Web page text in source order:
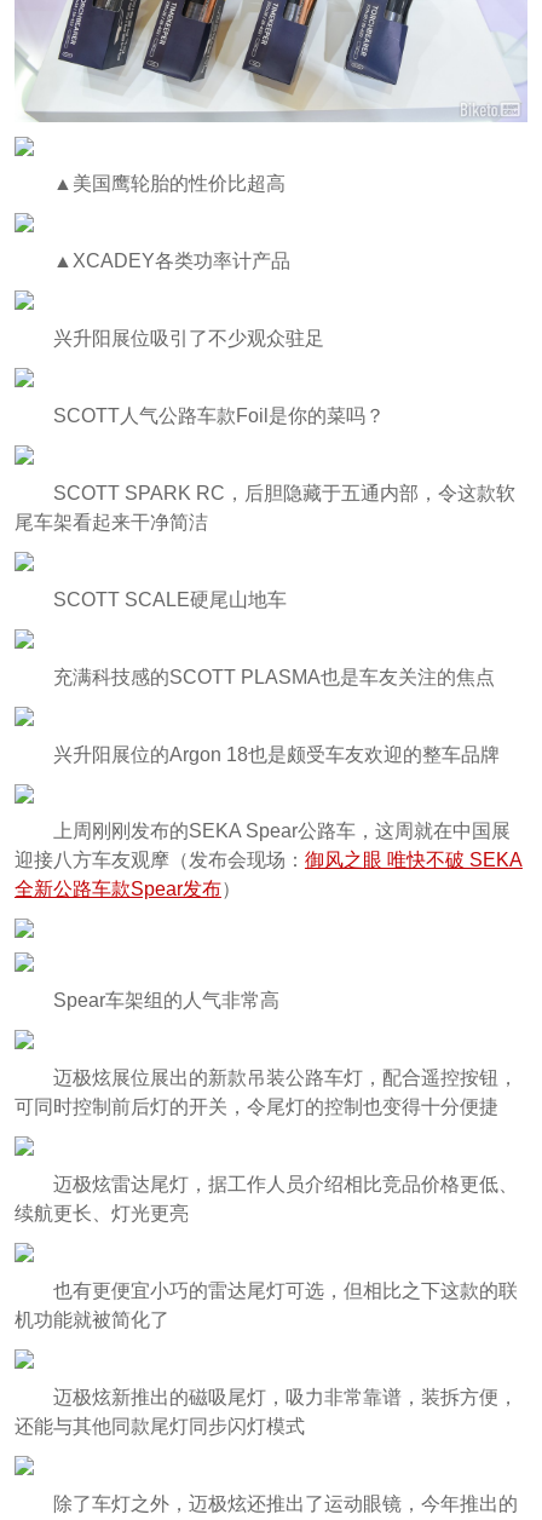
▲美国鹰轮胎的性价比超高
▲XCADEY各类功率计产品
兴升阳展位吸引了不少观众驻足
SCOTT人气公路车款Foil是你的菜吗？
SCOTT SPARK RC，后胆隐藏于五通内部，令这款软
尾车架看起来干净简洁
SCOTT SCALE硬尾山地车
充满科技感的SCOTT PLASMA也是车友关注的焦点
兴升阳展位的Argon 18也是颇受车友欢迎的整车品牌
上周刚刚发布的SEKA Spear公路车，这周就在中国展
迎接八方车友观摩（发布会现场： 御风之眼 唯快不破 SEKA
全新公路车款Spear发布）
Spear车架组的人气非常高
迈极炫展位展出的新款吊装公路车灯，配合遥控按钮，
可同时控制前后灯的开关，令尾灯的控制也变得十分便捷
迈极炫雷达尾灯，据工作人员介绍相比竞品价格更低、
续航更长、灯光更亮
也有更便宜小巧的雷达尾灯可选，但相比之下这款的联
机功能就被简化了
迈极炫新推出的磁吸尾灯，吸力非常靠谱，装拆方便，
还能与其他同款尾灯同步闪灯模式
除了车灯之外，迈极炫还推出了运动眼镜，今年推出的